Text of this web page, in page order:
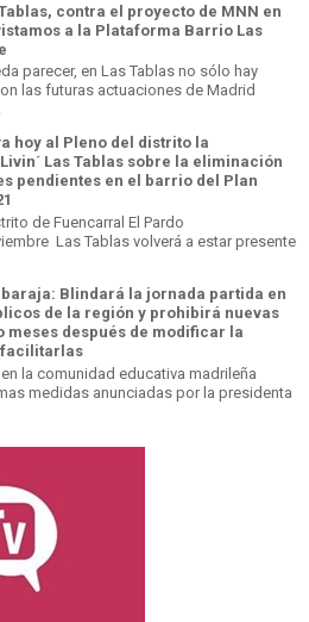
contra el proyecto de MNN en
a la Plataforma Barrio Las
parecer, en Las Tablas no sólo hay
las futuras actuaciones de Madrid
hoy al Pleno del distrito la
Las Tablas sobre la eliminación
pendientes en el barrio del Plan
de Fuencarral El Pardo
Las Tablas volverá a estar presente
Blindará la jornada partida en
de la región y prohibirá nuevas
meses después de modificar la
facilitarlas
la comunidad educativa madrileña
medidas anunciadas por la presidenta